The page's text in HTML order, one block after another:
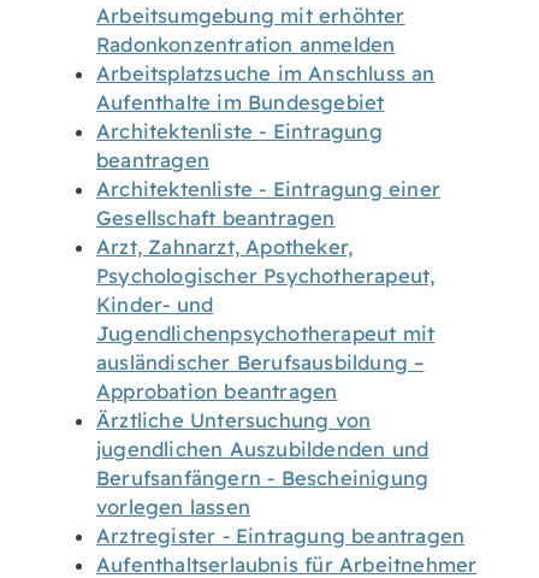
Arbeitsumgebung mit erhöhter
Radonkonzentration anmelden
Arbeitsplatzsuche im Anschluss an
Aufenthalte im Bundesgebiet
Architektenliste - Eintragung
beantragen
Architektenliste - Eintragung einer
Gesellschaft beantragen
Arzt, Zahnarzt, Apotheker,
Psychologischer Psychotherapeut,
Kinder- und
Jugendlichenpsychotherapeut mit
ausländischer Berufsausbildung –
Approbation beantragen
Ärztliche Untersuchung von
jugendlichen Auszubildenden und
Berufsanfängern - Bescheinigung
vorlegen lassen
Arztregister - Eintragung beantragen
Aufenthaltserlaubnis für Arbeitnehmer